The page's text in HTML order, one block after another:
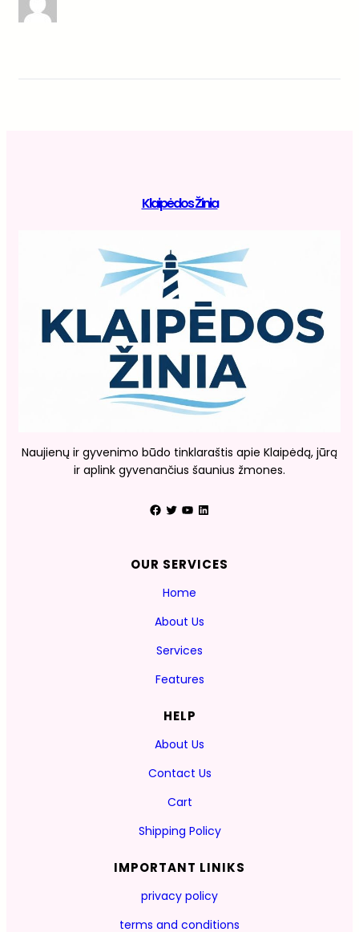
Klaipėdos Žinia
Naujienų ir gyvenimo būdo tinklaraštis apie Klaipėdą, jūrą
ir aplink gyvenančius šaunius žmones.
Facebook Twitter YouTube LinkedIn
OUR SERVICES
Home
About Us
Services
Features
HELP
About Us
Contact Us
Cart
Shipping Policy
IMPORTANT LINIKS
privacy policy
terms and conditions